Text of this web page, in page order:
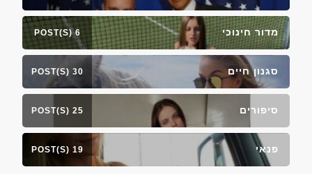
מדור חינוכי 6 POST(S)
סגנון חיים 30 POST(S)
סיפורים 25 POST(S)
פנאי 19 POST(S)